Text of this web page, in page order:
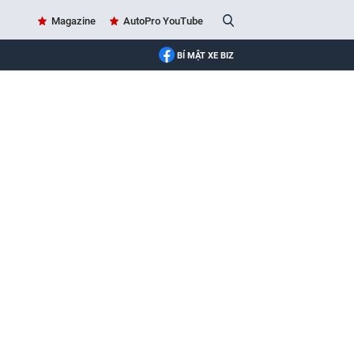
Magazine AutoPro YouTube
BÍ MẬT XE BIZ